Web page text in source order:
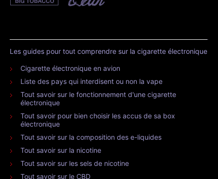
Les guides pour tout comprendre sur la cigarette électronique
Cigarette électronique en avion
Liste des pays qui interdisent ou non la vape
Tout savoir sur le fonctionnement d'une cigarette
électronique
Tout savoir pour bien choisir les accus de sa box
électronique
Tout savoir sur la composition des e-liquides
Tout savoir sur la nicotine
Tout savoir sur les sels de nicotine
Tout savoir sur le CBD